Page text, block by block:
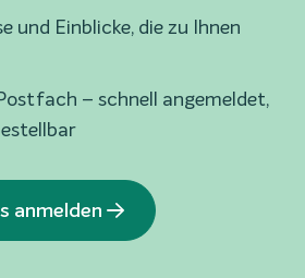
und Einblicke, die zu Ihnen
– schnell angemeldet,
anmelden